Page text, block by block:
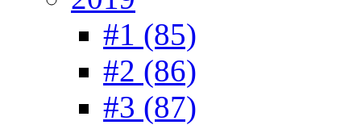
#1 (85)
#2 (86)
#3 (87)